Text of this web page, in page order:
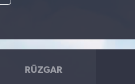
RÜZGAR